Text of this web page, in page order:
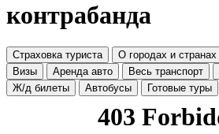
контрабанда
Страховка туриста О городах и странах
Визы
Аренда авто Весь транспорт
Ж/д билеты
Автобусы Готовые туры